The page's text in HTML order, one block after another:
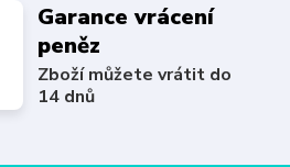
Garance vrácení
peněz
Zboží můžete vrátit do
14 dnů